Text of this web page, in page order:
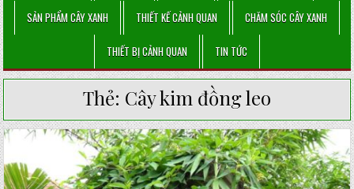
SẢN PHẨM CÂY XANH THIẾT KẾ CẢNH QUAN CHĂM SÓC CÂY XANH
THIẾT BỊ CẢNH QUAN TIN TỨC
Thẻ: Cây kim đồng leo
Posted
in